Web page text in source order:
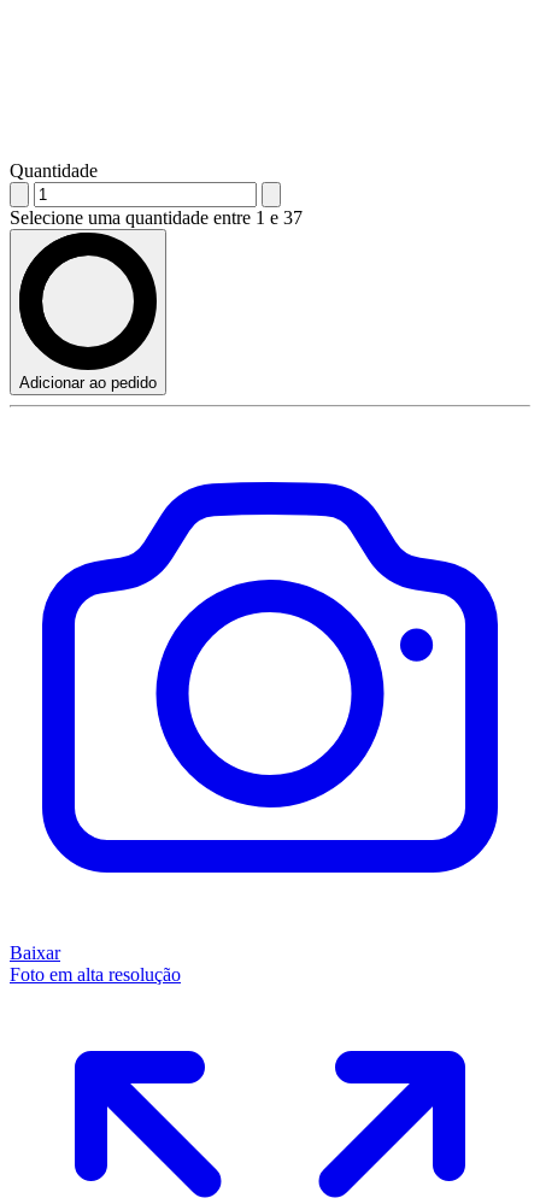
Quantidade
Selecione uma quantidade entre 1 e 37
Adicionar ao pedido
Baixar
Foto em alta resolução